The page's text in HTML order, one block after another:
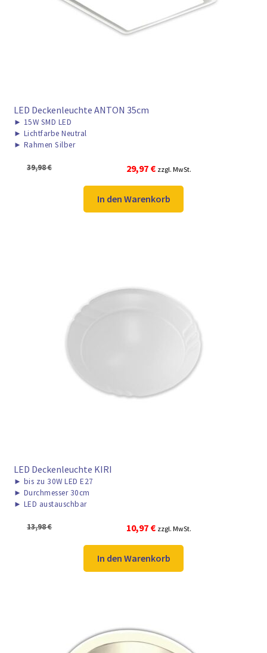
► ZAHLARTEN
► VERSANDARTEN
LED Deckenleuchte ANTON 35cm
► 15W SMD LED
► Lichtfarbe Neutral
► Rahmen Silber
39,98€
Ursprünglicher
Preis
war:
39,98 €
29,97 €Aktueller
Preis
ist:
29,97 €.
zzgl. MwSt.
In den Warenkorb
LED Deckenleuchte KIRI
► bis zu 30W LED E27
► Durchmesser 30cm
► LED austauschbar
13,98€
Ursprünglicher
Preis
war:
13,98 €
10,97 €Aktueller
Preis
ist:
10,97 €.
zzgl. MwSt.
In den Warenkorb